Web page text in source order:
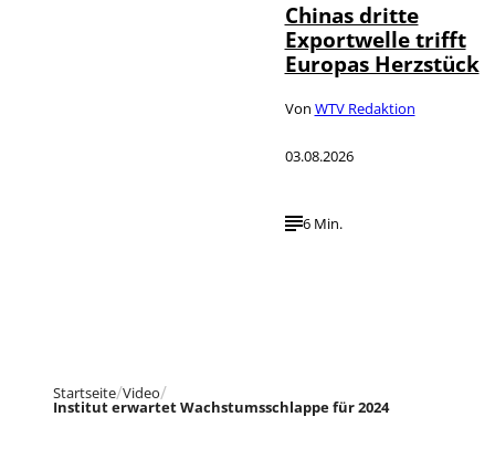
Chinas dritte
Exportwelle trifft
Europas Herzstück
Von WTV Redaktion
03.08.2026
6 Min.
Startseite Video
Institut erwartet Wachstumsschlappe für 2024